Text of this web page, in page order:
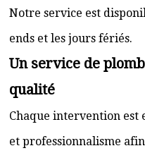
Notre service est
ends et les jours fériés.
Un service de
qualité
Chaque intervention est
et professionnalisme